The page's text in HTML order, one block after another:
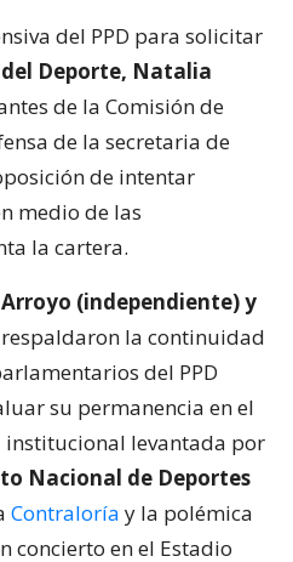
del PPD para solicitar
Deporte, Natalia
de la Comisión de
de la secretaria de
de intentar
medio de las
la cartera.
(independiente) y
respaldaron la continuidad
del PPD
su permanencia en el
institucional levantada por
Nacional de Deportes
Contraloría y la polémica
concierto en el Estadio